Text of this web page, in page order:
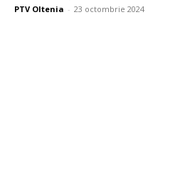
PTV Oltenia - 23 octombrie 2024